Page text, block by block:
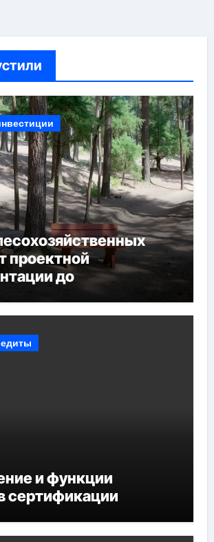
проектной
до
и обустройства
и функции
сертификации